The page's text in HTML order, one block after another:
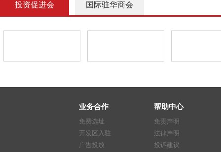
投资促进会 国际驻华商会
业务合作
免费选址
开发区入驻
广告投放
帮助中心
免责声明
法律声明
投诉建议